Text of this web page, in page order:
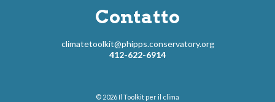
Contatto
climatetoolkit@phipps.conservatory.org
412-622-6914
© 2026 Il Toolkit per il clima